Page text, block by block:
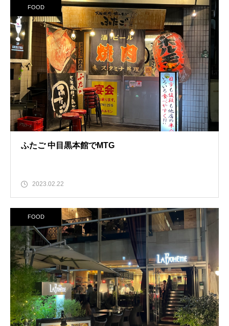
FOOD
ふたご 中目黒本館でMTG
2023.02.22
FOOD